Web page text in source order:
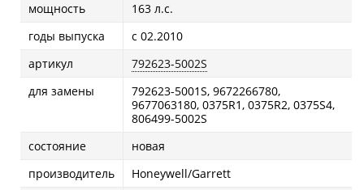
мощность
163 л.с.
годы выпуска
с 02.2010
артикул
792623-5002S
для замены
792623-5001S, 9672266780,
9677063180, 0375R1, 0375R2, 0375S4,
806499-5002S
состояние
новая
производитель
Honeywell/Garrett